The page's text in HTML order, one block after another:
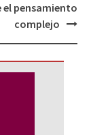
el pensamiento
complejo